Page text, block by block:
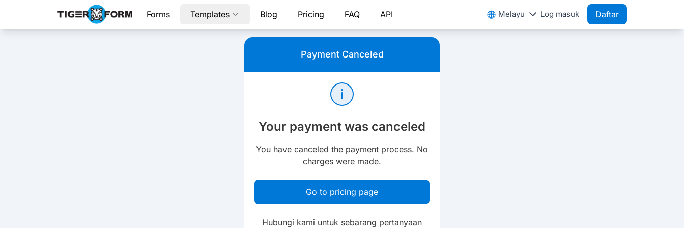
Forms Templates Blog Pricing FAQ API Melayu Log masuk Daftar
Payment Canceled
Your payment was canceled
You have canceled the payment process. No
charges were made.
Go to pricing page
Hubungi kami untuk sebarang pertanyaan